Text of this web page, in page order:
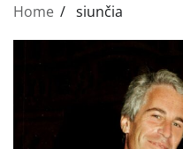
Home siunčia